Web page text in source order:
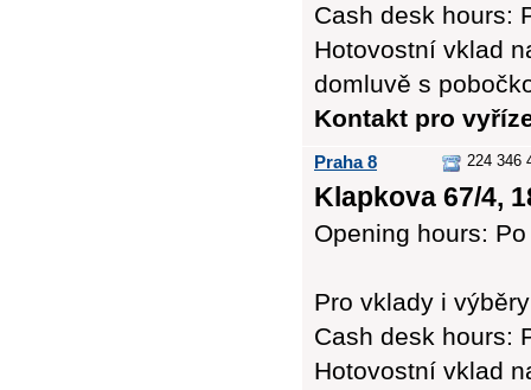
Cash desk hours:
Hotovostní vklad
domluvě s
Kontakt pro
Praha 8 224 346
Klapkova 67/4,
Opening hours:
Pro vklady i
Cash desk hours:
Hotovostní vklad